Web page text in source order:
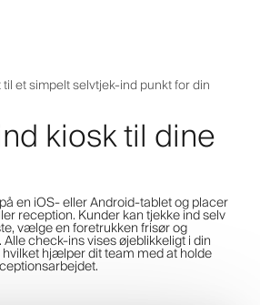
et simpelt selvtjek-ind punkt for din
kiosk til dine
en iOS- eller Android-tablet og placer
reception. Kunder kan tjekke ind selv
vælge en foretrukken frisør og
check-ins vises øjeblikkeligt i din
hjælper dit team med at holde